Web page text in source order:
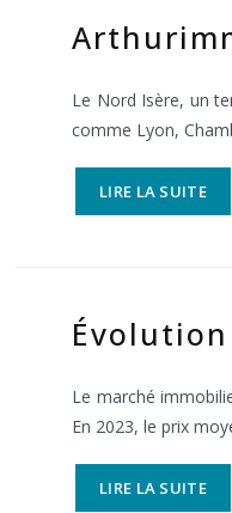
Le Nord Isère, un
comme Lyon,
LIRE LA SUITE
Le marché
En 2023, le prix
LIRE LA SUITE